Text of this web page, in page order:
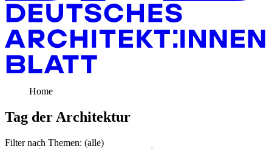
Home
Tag der Architektur
Filter nach Themen: (alle)